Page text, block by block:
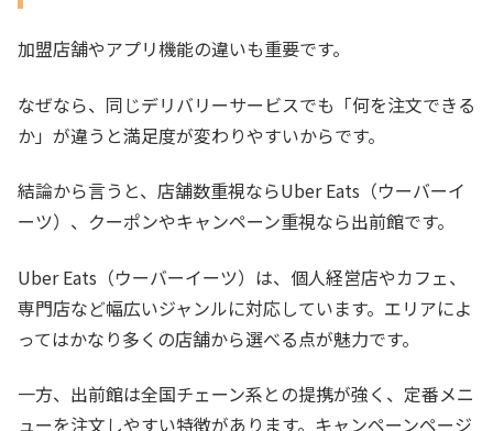
加盟店舗やアプリ機能の違いも重要です。
なぜなら、同じデリバリーサービスでも「何を注文できる
か」が違うと満足度が変わりやすいからです。
結論から言うと、店舗数重視ならUber Eats（ウーバーイ
ーツ）、クーポンやキャンペーン重視なら出前館です。
Uber Eats（ウーバーイーツ）は、個人経営店やカフェ、
専門店など幅広いジャンルに対応しています。エリアによ
ってはかなり多くの店舗から選べる点が魅力です。
一方、出前館は全国チェーン系との提携が強く、定番メニ
ューを注文しやすい特徴があります。キャンペーンページ